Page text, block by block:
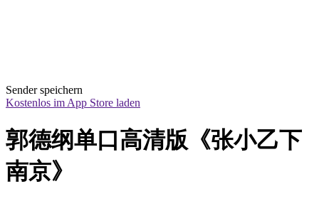
Sender speichern
Kostenlos im App Store laden
郭德纲单口高清版《张小乙下
南京》